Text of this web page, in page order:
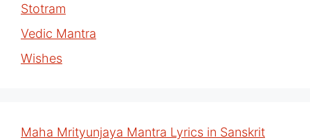
Stotram
Vedic Mantra
Wishes
Maha Mrityunjaya Mantra Lyrics in Sanskrit